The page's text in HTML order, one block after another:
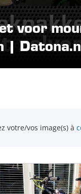
voor
|
votre/vos image(s) à